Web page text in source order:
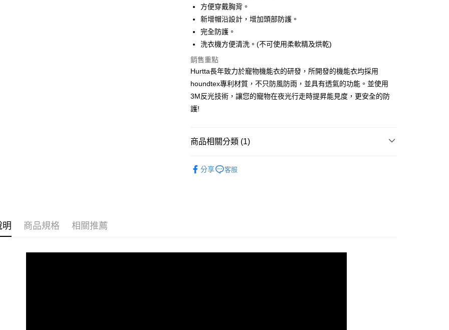
祥億貨運
每筆NT$100，滿NT$1,000(含以上)免運費
離島宅配
每筆NT$200，滿NT$1,000(含以上)免運費
香港 查看運費
方便穿戴胸背。
新增帽沿設計，增加頭部防護。
完全防護。
洗衣機方便清洗。(不可使用柔軟精及烘乾)
銷售重點
Hurtta長年致力於寵物機能衣的研發，所開發的機能衣均採用
houndtex專利材質，不只防風防雨，並具有透氣的功能。並使用
3M反光技術，讓您的寵物在夜光行走時提昇能見度，更安全的防
護!
商品相關分類 (1)
分享
客服
明 商品規格 相關推薦